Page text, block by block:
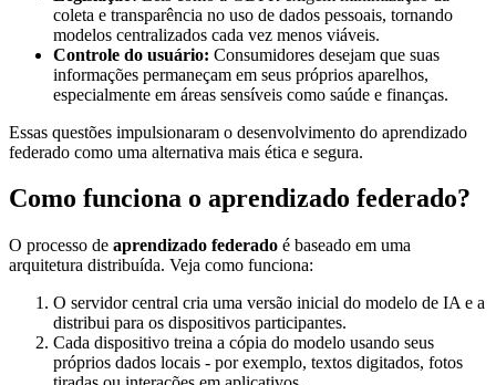
coleta e transparência no uso de dados pessoais, tornando
modelos centralizados cada vez menos viáveis.
Controle do usuário: Consumidores desejam que suas
informações permaneçam em seus próprios aparelhos,
especialmente em áreas sensíveis como saúde e finanças.
Essas questões impulsionaram o desenvolvimento do aprendizado
federado como uma alternativa mais ética e segura.
Como funciona o aprendizado federado?
O processo de aprendizado federado é baseado em uma
arquitetura distribuída. Veja como funciona:
O servidor central cria uma versão inicial do modelo de IA e a
distribui para os dispositivos participantes.
Cada dispositivo treina a cópia do modelo usando seus
próprios dados locais - por exemplo, textos digitados, fotos